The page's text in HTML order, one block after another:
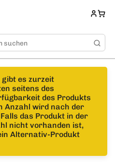
gibt es zurzeit
seitens des
des Produkts
Anzahl wird nach der
das Produkt in der
nicht vorhanden ist,
Alternativ-Produkt